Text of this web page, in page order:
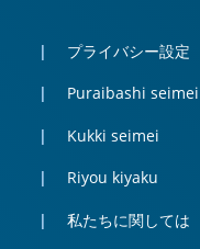
プライバシー設定
Puraibashi seimei
Kukki seimei
Riyou kiyaku
私たちに関しては